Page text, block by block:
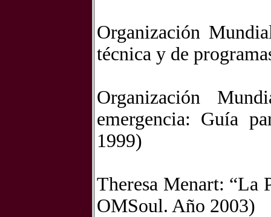
Organización
técnica y de
Organización
emergencia: Guía
1999)
Theresa Menart: “La
OMSoul. Año 2003)